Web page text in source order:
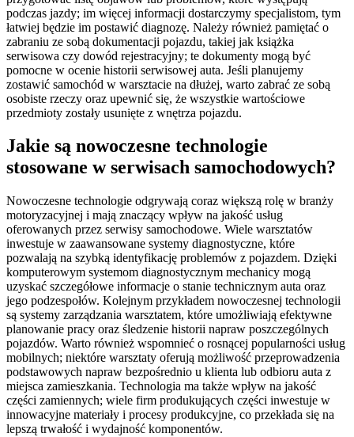
podczas jazdy; im więcej informacji dostarczymy specjalistom, tym
łatwiej będzie im postawić diagnozę. Należy również pamiętać o
zabraniu ze sobą dokumentacji pojazdu, takiej jak książka
serwisowa czy dowód rejestracyjny; te dokumenty mogą być
pomocne w ocenie historii serwisowej auta. Jeśli planujemy
zostawić samochód w warsztacie na dłużej, warto zabrać ze sobą
osobiste rzeczy oraz upewnić się, że wszystkie wartościowe
przedmioty zostały usunięte z wnętrza pojazdu.
Jakie są nowoczesne technologie
stosowane w serwisach samochodowych?
Nowoczesne technologie odgrywają coraz większą rolę w branży
motoryzacyjnej i mają znaczący wpływ na jakość usług
oferowanych przez serwisy samochodowe. Wiele warsztatów
inwestuje w zaawansowane systemy diagnostyczne, które
pozwalają na szybką identyfikację problemów z pojazdem. Dzięki
komputerowym systemom diagnostycznym mechanicy mogą
uzyskać szczegółowe informacje o stanie technicznym auta oraz
jego podzespołów. Kolejnym przykładem nowoczesnej technologii
są systemy zarządzania warsztatem, które umożliwiają efektywne
planowanie pracy oraz śledzenie historii napraw poszczególnych
pojazdów. Warto również wspomnieć o rosnącej popularności usług
mobilnych; niektóre warsztaty oferują możliwość przeprowadzenia
podstawowych napraw bezpośrednio u klienta lub odbioru auta z
miejsca zamieszkania. Technologia ma także wpływ na jakość
części zamiennych; wiele firm produkujących części inwestuje w
innowacyjne materiały i procesy produkcyjne, co przekłada się na
lepszą trwałość i wydajność komponentów.